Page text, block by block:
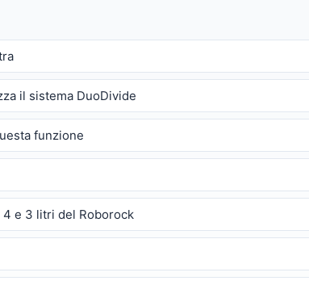
il sistema DuoDivide
funzione
4 e 3 litri del Roborock